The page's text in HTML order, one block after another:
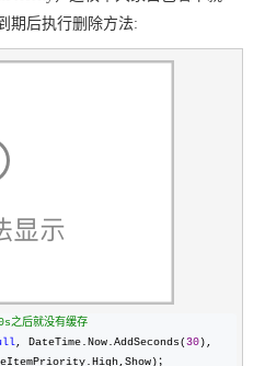
期后执行删除方法:
之后就没有缓存
, DateTime.Now.AddSeconds(30),